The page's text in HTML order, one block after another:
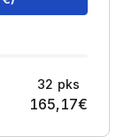
32 pks
165,17€